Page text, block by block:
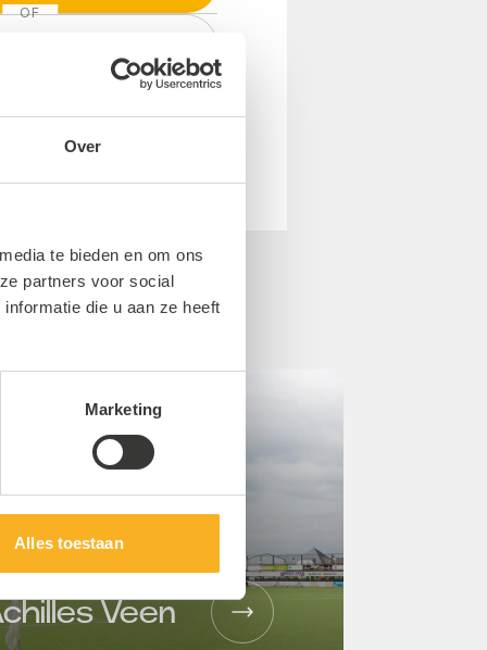
Over
te bieden en om ons
partners voor social
die u aan ze heeft
Marketing
Alles toestaan
OF
Veen